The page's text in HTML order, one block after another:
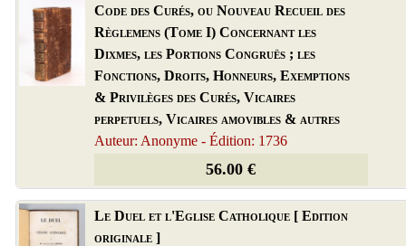
Code des Curés, ou Nouveau Recueil des
Règlemens (Tome I) Concernant les
Dixmes, les Portions Congruës ; les
Fonctions, Droits, Honneurs, Exemptions
& Privilèges des Curés, Vicaires
perpetuels, Vicaires amovibles & autres
Auteur: Anonyme - Édition: 1736
56.00 €
Le Duel et l'Eglise Catholique [ Edition
originale ]